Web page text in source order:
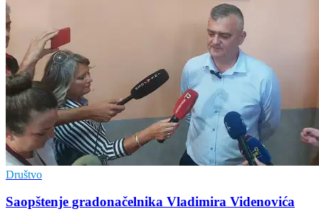
Društvo
Saopštenje gradonačelnika Vladimira Videnovića